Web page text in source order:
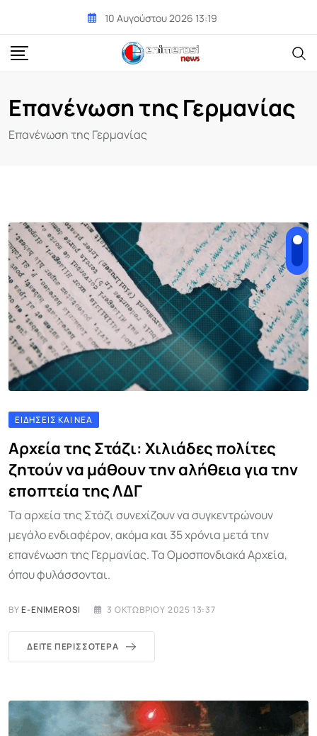
content
10 Αυγούστου 2026 13:19
Επανένωση της Γερμανίας
Επανένωση της Γερμανίας
ΕΙΔΉΣΕΙΣ ΚΑΙ ΝΈΑ
Αρχεία της Στάζι: Χιλιάδες πολίτες
ζητούν να μάθουν την αλήθεια για την
εποπτεία της ΛΔΓ
Τα αρχεία της Στάζι συνεχίζουν να συγκεντρώνουν
μεγάλο ενδιαφέρον, ακόμα και 35 χρόνια μετά την
επανένωση της Γερμανίας. Τα Ομοσπονδιακά Αρχεία,
όπου φυλάσσονται.
BYE-ENIMEROSI 3 ΟΚΤΩΒΡΊΟΥ 2025 13:37
ΔΕΊΤΕ ΠΕΡΙΣΣΌΤΕΡΑ